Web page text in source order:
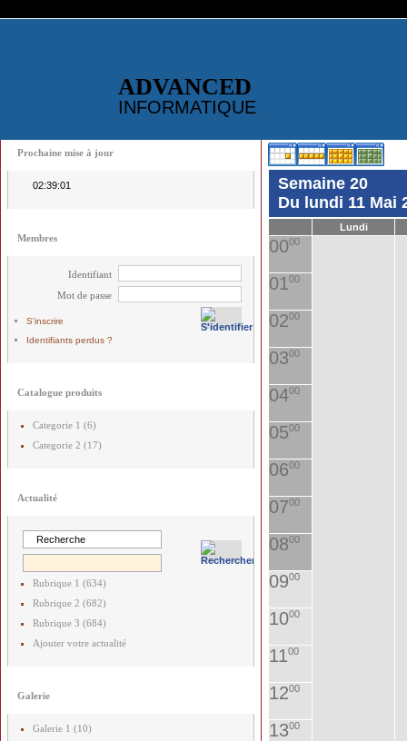
ADVANCED
INFORMATIQUE
Prochaine mise à jour
02:39:01
Membres
Identifiant
Mot de passe
S'inscrire
Identifiants perdus ?
Catalogue produits
Categorie 1 (6)
Categorie 2 (17)
Actualité
Rubrique 1 (634)
Rubrique 2 (682)
Rubrique 3 (684)
Ajouter votre actualité
Galerie
Galerie 1 (10)
Semaine 20
Du lundi 11 Mai
Lundi
0000
0100
0200
0300
0400
0500
0600
0700
0800
0900
1000
1100
1200
1300